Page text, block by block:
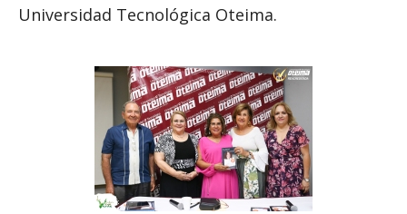
Universidad Tecnológica Oteima.